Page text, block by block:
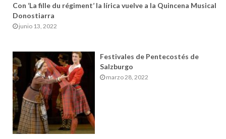
Con ‘La fille du régiment’ la lírica vuelve a la Quincena Musical
Donostiarra
junio 13, 2022
Festivales de Pentecostés de
Salzburgo
marzo 28, 2022